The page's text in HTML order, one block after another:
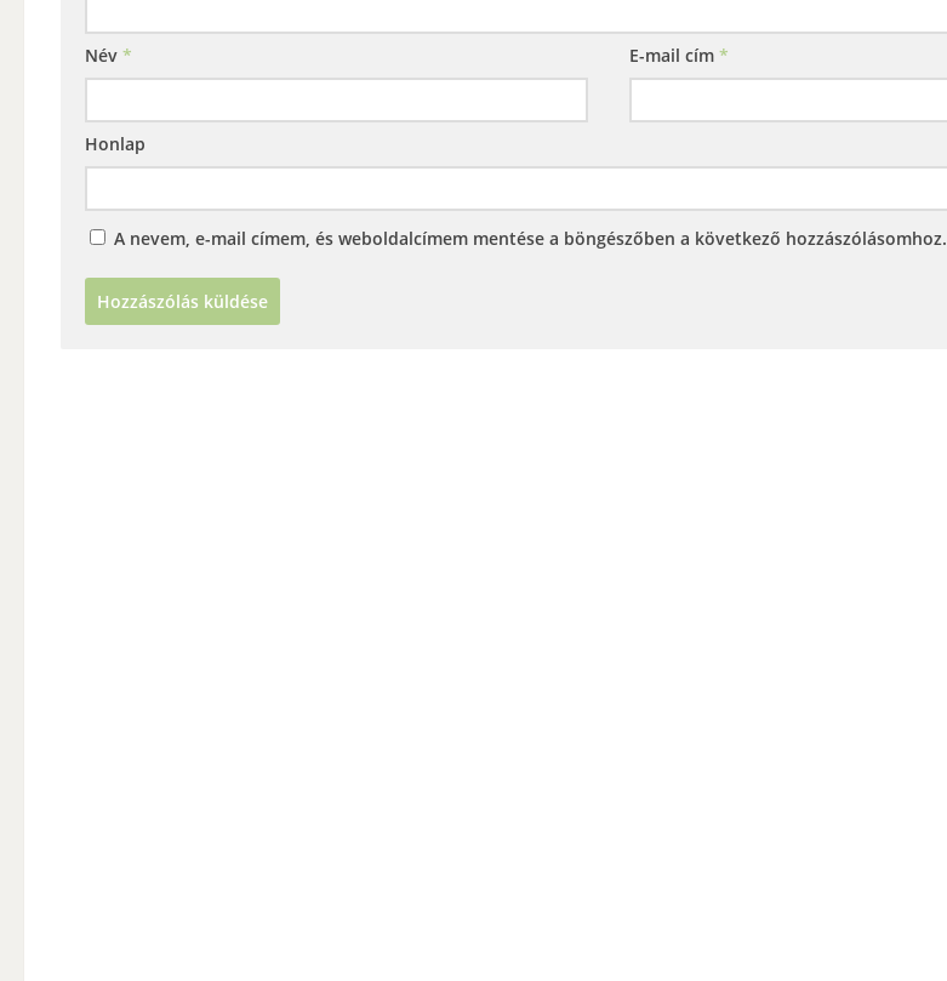
Név * E-mail cím*
Honlap
A nevem, e-mail címem, és weboldalcímem mentése a böngészőben a következő hozzászólásomhoz.